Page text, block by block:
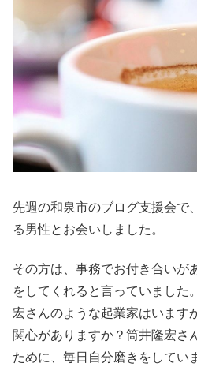
先週の和泉市のブログ支援会で
る男性とお会いしました。
その方は、事務でお付き合いが
をしてくれると言っていました
宏さんのような起業家はいます
関心がありますか？筒井隆宏さ
ために、毎日自分磨きをしてい